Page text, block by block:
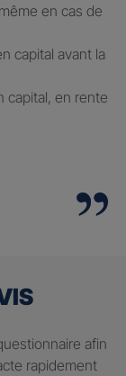
en cas de
capital avant la
capital, en rente
afin
rapidement